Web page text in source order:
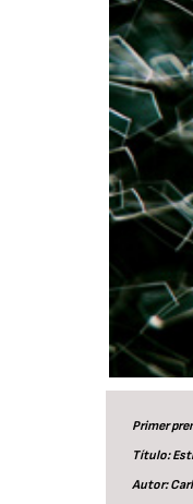
Primer
Título:
Autor: